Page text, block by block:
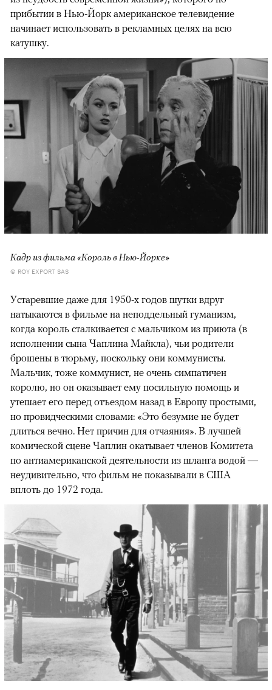
прибытии в Нью-Йорк американское телевидение
начинает использовать в рекламных целях на всю
катушку.
Кадр из фильма «Король в Нью-Йорке»
© ROY EXPORT SAS
Устаревшие даже для 1950-х годов шутки вдруг
натыкаются в фильме на неподдельный гуманизм,
когда король сталкивается с мальчиком из приюта (в
исполнении сына Чаплина Майкла), чьи родители
брошены в тюрьму, поскольку они коммунисты.
Мальчик, тоже коммунист, не очень симпатичен
королю, но он оказывает ему посильную помощь и
утешает его перед отъездом назад в Европу простыми,
но провидческими словами: «Это безумие не будет
длиться вечно. Нет причин для отчаяния». В лучшей
комической сцене Чаплин окатывает членов Комитета
по антиамериканской деятельности из шланга водой —
неудивительно, что фильм не показывали в США
вплоть до 1972 года.